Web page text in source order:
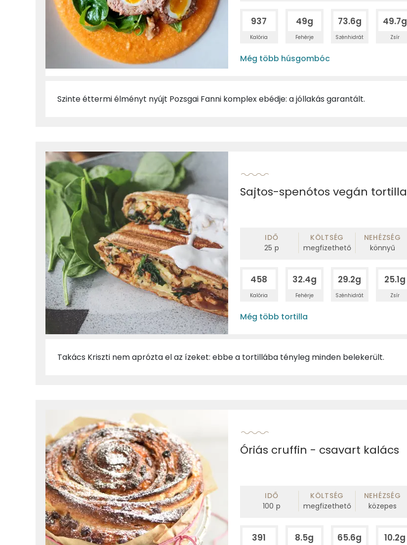
937
Kalória
49g
Fehérje
73.6g
Szénhidrát
49.7g
Zsír
Még több húsgombóc
Szinte éttermi élményt nyújt Pozsgai Fanni komplex ebédje: a jóllakás garantált.
Sajtos-spenótos vegán tortilla
IDŐ
25 p
KÖLTSÉG
megfizethető
NEHÉZSÉG
könnyű
458
Kalória
32.4g
Fehérje
29.2g
Szénhidrát
25.1g
Zsír
Még több tortilla
Takács Kriszti nem aprózta el az ízeket: ebbe a tortillába tényleg minden belekerült.
Óriás cruffin - csavart kalács
IDŐ
100 p
KÖLTSÉG
megfizethető
NEHÉZSÉG
közepes
391 8.5g 65.6g 10.2g